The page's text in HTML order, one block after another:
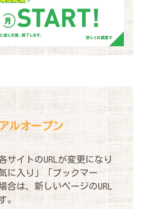
ルオープン
サイトのURLが変更になり
に入り」「ブックマー
合は、新しいページのURL
。